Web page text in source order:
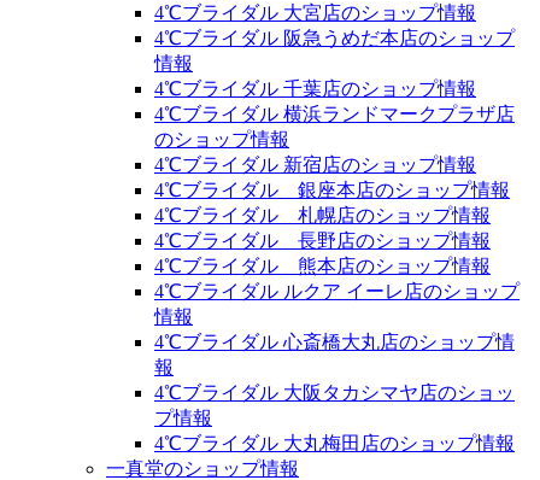
4℃ブライダル 大宮店のショップ情報
4℃ブライダル 阪急うめだ本店のショップ
情報
4℃ブライダル 千葉店のショップ情報
4℃ブライダル 横浜ランドマークプラザ店
のショップ情報
4℃ブライダル 新宿店のショップ情報
4℃ブライダル 銀座本店のショップ情報
4℃ブライダル 札幌店のショップ情報
4℃ブライダル 長野店のショップ情報
4℃ブライダル 熊本店のショップ情報
4℃ブライダル ルクア イーレ店のショップ
情報
4℃ブライダル 心斎橋大丸店のショップ情
報
4℃ブライダル 大阪タカシマヤ店のショッ
プ情報
4℃ブライダル 大丸梅田店のショップ情報
一真堂のショップ情報